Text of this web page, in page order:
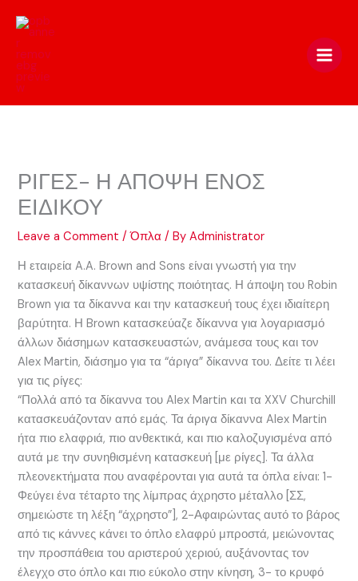
content
ΡΙΓΕΣ- Η ΑΠΟΨΗ ΕΝΟΣ
ΕΙΔΙΚΟΥ
Leave a Comment /Όπλα / ByAdministrator
Η εταιρεία A.A. Brown and Sons είναι γνωστή για την
κατασκευή δίκαννων υψίστης ποιότητας. Η άποψη του Robin
Brown για τα δίκαννα και την κατασκευή τους έχει ιδιαίτερη
βαρύτητα. Η Brown κατασκεύαζε δίκαννα για λογαριασμό
άλλων διάσημων κατασκευαστών, ανάμεσα τους και τον
Alex Martin, διάσημο για τα “άριγα” δίκαννα του. Δείτε τι λέει
για τις ρίγες:
“Πολλά από τα δίκαννα του Alex Martin και τα XXV Churchill
κατασκευάζονταν από εμάς. Τα άριγα δίκαννα Alex Martin
ήτα πιο ελαφριά, πιο ανθεκτικά, και πιο καλοζυγισμένα από
αυτά με την συνηθισμένη κατασκευή [με ρίγες]. Τα άλλα
πλεονεκτήματα που αναφέρονται για αυτά τα όπλα είναι: 1-
Φεύγει ένα τέταρτο της λίμπρας άχρηστο μέταλλο [ΣΣ,
σημειώστε τη λέξη “άχρηστο”], 2-Αφαιρώντας αυτό το βάρος
από τις κάννες κάνει το όπλο ελαφρύ μπροστά, μειώνοντας
την προσπάθεια του αριστερού χεριού, αυξάνοντας τον
έλεγχο στο όπλο και πιο εύκολο στην κίνηση, 3- το κρυφό